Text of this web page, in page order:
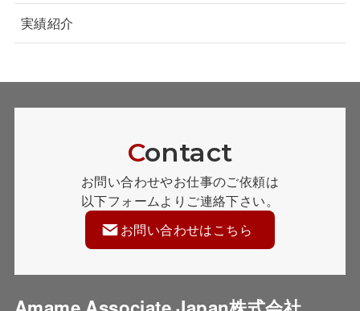
実績紹介
Contact
お問い合わせやお仕事のご依頼は
以下フォームよりご連絡下さい。
お問い合わせはこちら